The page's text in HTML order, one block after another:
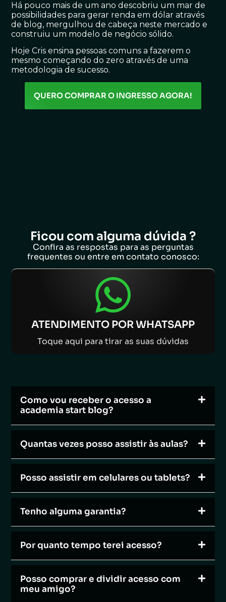
Há pouco mais de um ano descobriu um mar de
possibilidades para gerar renda em dólar através
de blog, mergulhou de cabeça neste mercado e
construiu um modelo de negócio sólido.
Hoje Cris ensina pessoas comuns a fazerem o
mesmo começando do zero através de uma
metodologia de sucesso.
QUERO COMPRAR O INGRESSO AGORA!
Ficou com alguma dúvida ?
Confira as respostas para as perguntas
frequentes ou entre em contato conosco:
ATENDIMENTO POR WHATSAPP
Toque aqui para tirar as suas dúvidas
Como vou receber o acesso a
academia start blog?
Quantas vezes posso assistir às aulas?
Posso assistir em celulares ou tablets?
Tenho alguma garantia?
Por quanto tempo terei acesso?
Posso comprar e dividir acesso com
meu amigo?